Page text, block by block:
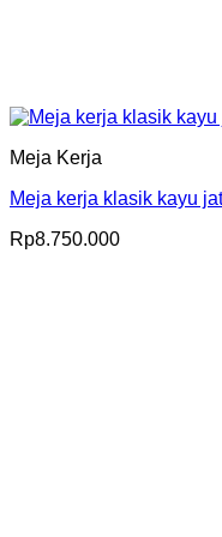
Meja Kerja
Meja kerja klasik kayu
Rp8.750.000